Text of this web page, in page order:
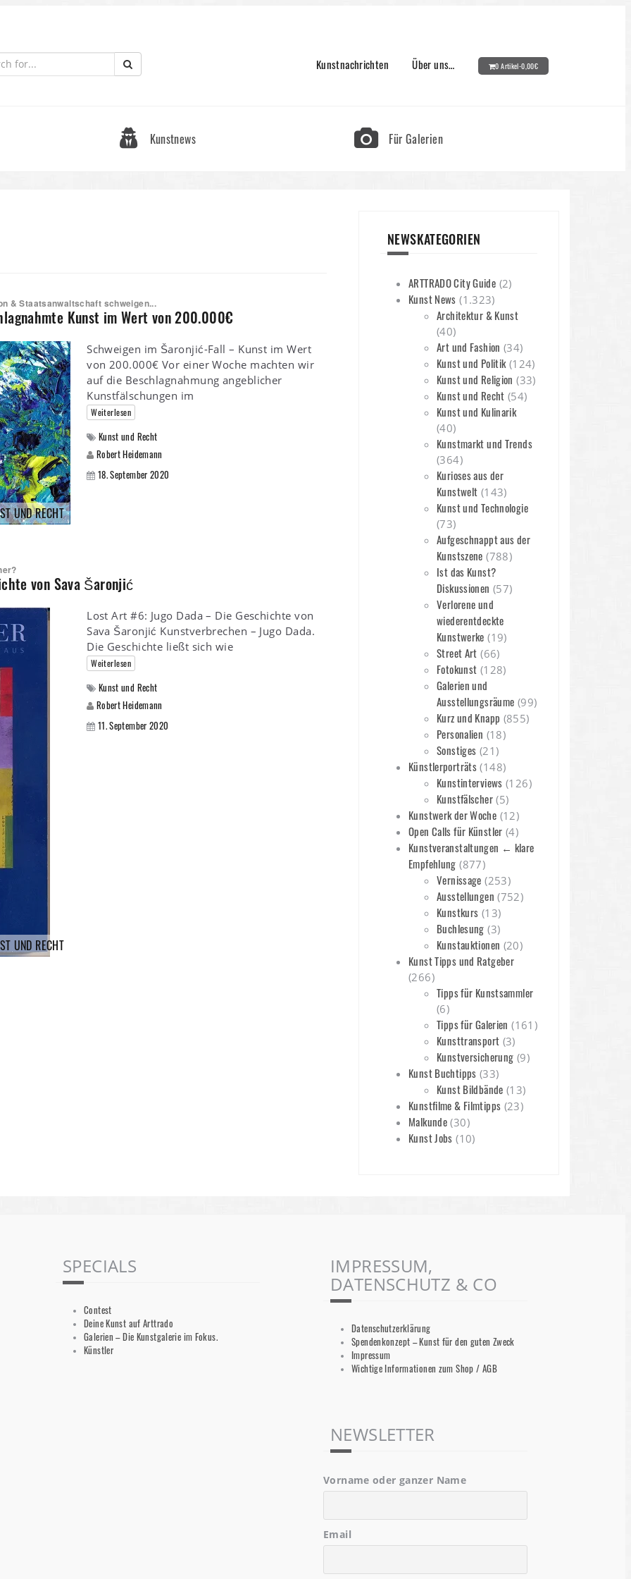
Kunstnachrichten Über uns… 0 Artikel-0,00€
Kunstnews Für Galerien
& Staatsanwaltschaft schweigen...
Kunst im Wert von 200.000€
UND RECHT
Schweigen im Šaronjić-Fall – Kunst im Wert
von 200.000€ Vor einer Woche machten wir
auf die Beschlagnahmung angeblicher
Kunstfälschungen im
Weiterlesen
Kunst und Recht
Robert Heidemann
18. September 2020
von Sava Šaronjić
UND RECHT
Lost Art #6: Jugo Dada – Die Geschichte von
Sava Šaronjić Kunstverbrechen – Jugo Dada.
Die Geschichte ließt sich wie
Weiterlesen
Kunst und Recht
Robert Heidemann
11. September 2020
NEWSKATEGORIEN
ARTTRADO City Guide (2)
Kunst News (1.323)
Architektur & Kunst
(40)
Art und Fashion (34)
Kunst und Politik(124)
Kunst und Religion (33)
Kunst und Recht (54)
Kunst und Kulinarik
(40)
Kunstmarkt und Trends
(364)
Kurioses aus der
Kunstwelt (143)
Kunst und Technologie
(73)
Aufgeschnappt aus der
Kunstszene (788)
Ist das Kunst?
Diskussionen (57)
Verlorene und
wiederentdeckte
Kunstwerke (19)
Street Art (66)
Fotokunst (128)
Galerien und
Ausstellungsräume (99)
Kurz und Knapp (855)
Personalien (18)
Sonstiges (21)
Künstlerporträts (148)
Kunstinterviews (126)
Kunstfälscher(5)
Kunstwerk der Woche (12)
Open Calls für Künstler (4)
Kunstveranstaltungen ← klare
Empfehlung (877)
Vernissage (253)
Ausstellungen (752)
Kunstkurs (13)
Buchlesung (3)
Kunstauktionen (20)
Kunst Tipps und Ratgeber
(266)
Tipps für Kunstsammler
(6)
Tipps für Galerien (161)
Kunsttransport (3)
Kunstversicherung (9)
Kunst Buchtipps (33)
Kunst Bildbände (13)
Kunstfilme & Filmtipps (23)
Malkunde (30)
Kunst Jobs (10)
SPECIALS
Contest
Deine Kunst auf Arttrado
Galerien – Die Kunstgalerie im Fokus.
Künstler
IMPRESSUM,
DATENSCHUTZ & CO
Datenschutzerklärung
Spendenkonzept – Kunst für den guten Zweck
Impressum
Wichtige Informationen zum Shop / AGB
NEWSLETTER
Vorname oder ganzer Name
Email